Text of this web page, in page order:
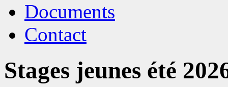
Documents
Contact
Stages jeunes été